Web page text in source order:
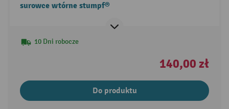
surowce wtórne stumpf®
10 Dni robocze
140,00 zł
Do produktu